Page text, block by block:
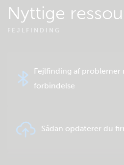
Nyttige
FEJLFINDING
Fejlfinding af
forbindelse
Sådan opdaterer du